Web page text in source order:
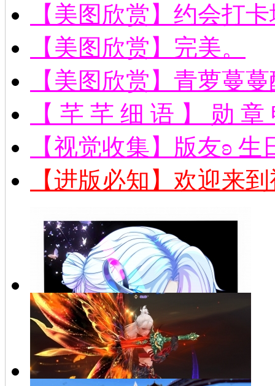
【美图欣赏】约会打
【美图欣赏】完美。
【美图欣赏】青萝蔓
【 芊 芊 细 语 】 勋 章
【视觉收集】版友ʚ
【进版必知】欢迎来
【稿件·手绘】幻蝶
聆音男